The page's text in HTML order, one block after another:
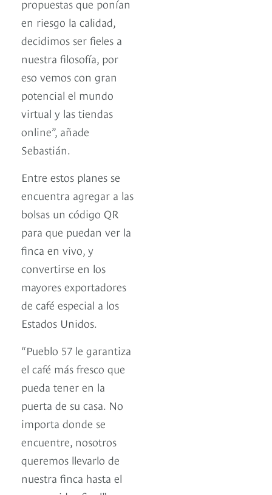
propuestas que ponían
en riesgo la calidad,
decidimos ser fieles a
nuestra filosofía, por
eso vemos con gran
potencial el mundo
virtual y las tiendas
online”, añade
Sebastián.
Entre estos planes se
encuentra agregar a las
bolsas un código QR
para que puedan ver la
finca en vivo, y
convertirse en los
mayores exportadores
de café especial a los
Estados Unidos.
“Pueblo 57 le garantiza
el café más fresco que
pueda tener en la
puerta de su casa. No
importa donde se
encuentre, nosotros
queremos llevarlo de
nuestra finca hasta el